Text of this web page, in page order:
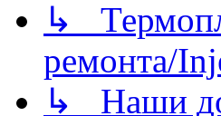
↳
ремонта/
↳ Наши